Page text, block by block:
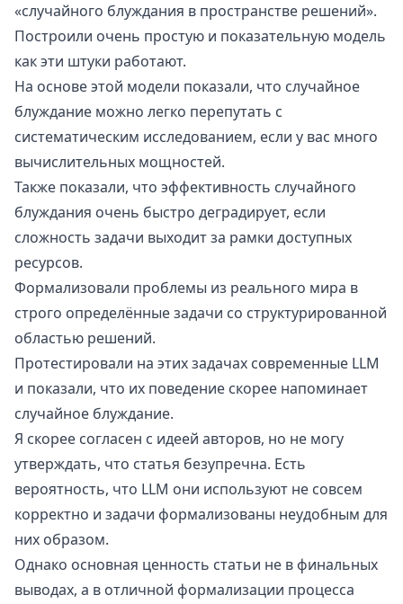
«случайного блуждания в пространстве решений».
Построили очень простую и показательную модель
как эти штуки работают.
На основе этой модели показали, что случайное
блуждание можно легко перепутать с
систематическим исследованием, если у вас много
вычислительных мощностей.
Также показали, что эффективность случайного
блуждания очень быстро деградирует, если
сложность задачи выходит за рамки доступных
ресурсов.
Формализовали проблемы из реального мира в
строго определённые задачи со структурированной
областью решений.
Протестировали на этих задачах современные LLM
и показали, что их поведение скорее напоминает
случайное блуждание.
Я скорее согласен с идеей авторов, но не могу
утверждать, что статья безупречна. Есть
вероятность, что LLM они используют не совсем
корректно и задачи формализованы неудобным для
них образом.
Однако основная ценность статьи не в финальных
выводах, а в отличной формализации процесса